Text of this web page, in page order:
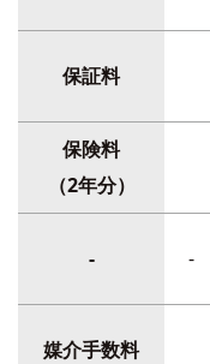
保証料
保険料
（2年分）
- -
媒介手数料